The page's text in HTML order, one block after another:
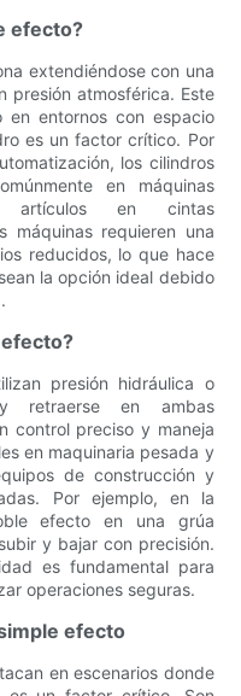
efecto?
extendiéndose con una
presión atmosférica. Este
entornos con espacio
es un factor crítico. Por
los cilindros
en máquinas
artículos en cintas
máquinas requieren una
reducidos, lo que hace
la opción ideal debido
presión hidráulica o
retraerse en ambas
control preciso y maneja
en maquinaria pesada y
de construcción y
Por ejemplo, en la
efecto en una grúa
y bajar con precisión.
es fundamental para
operaciones seguras.
efecto
en escenarios donde